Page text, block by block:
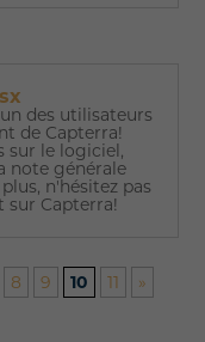
des utilisateurs
de Capterra!
sur le logiciel,
note générale
n'hésitez pas
sur Capterra!
8 9 10 11 »